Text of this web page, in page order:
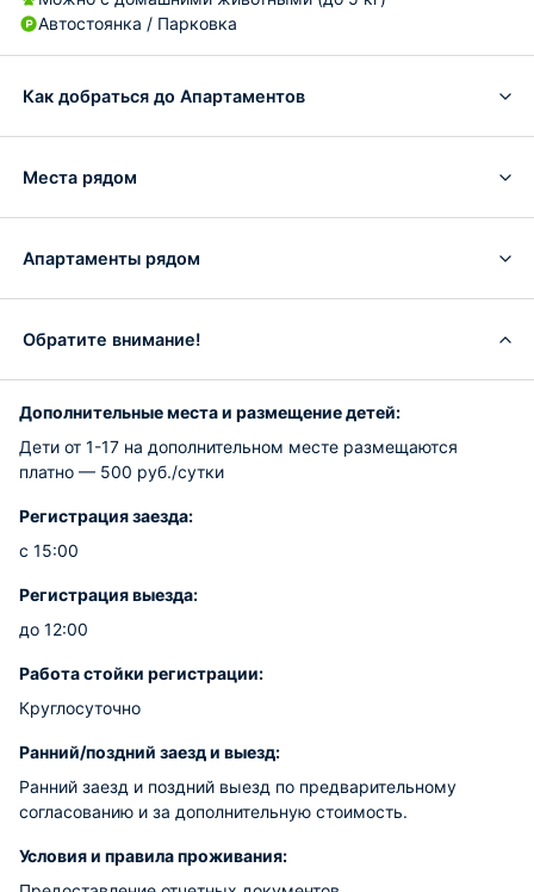
Автостоянка / Парковка
Как добраться до Апартаментов
Места рядом
Апартаменты рядом
Обратите внимание!
Дополнительные места и размещение детей:
Дети от 1-17 на дополнительном месте размещаются
платно — 500 руб./сутки
Регистрация заезда:
с 15:00
Регистрация выезда:
до 12:00
Работа стойки регистрации:
Круглосуточно
Ранний/поздний заезд и выезд:
Ранний заезд и поздний выезд по предварительному
согласованию и за дополнительную стоимость.
Условия и правила проживания: